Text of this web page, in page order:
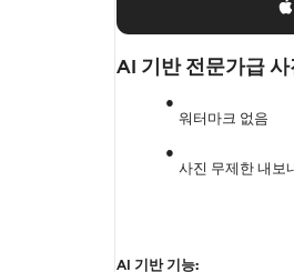
AI 기반 전문가급
워터마크 없음
사진 무제한 내보
AI 기반 기능: